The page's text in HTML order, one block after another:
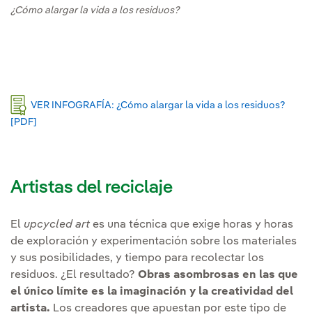
¿Cómo alargar la vida a los residuos?
VER INFOGRAFÍA: ¿Cómo alargar la vida a los residuos?
[PDF]
Artistas del reciclaje
El upcycled art es una técnica que exige horas y horas
de exploración y experimentación sobre los materiales
y sus posibilidades, y tiempo para recolectar los
residuos. ¿El resultado? Obras asombrosas en las que
el único límite es la imaginación y la creatividad del
artista. Los creadores que apuestan por este tipo de